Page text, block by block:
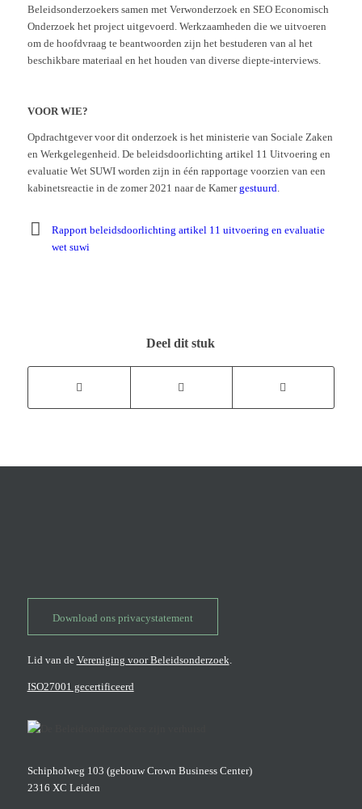
Beleidsonderzoekers samen met Verwonderzoek en SEO Economisch
Onderzoek het project uitgevoerd. Werkzaamheden die we uitvoeren
om de hoofdvraag te beantwoorden zijn het bestuderen van al het
beschikbare materiaal en het houden van diverse diepte-interviews.
VOOR WIE?
Opdrachtgever voor dit onderzoek is het ministerie van Sociale Zaken
en Werkgelegenheid. De beleidsdoorlichting artikel 11 Uitvoering en
evaluatie Wet SUWI worden zijn in één rapportage voorzien van een
kabinetsreactie in de zomer 2021 naar de Kamergestuurd.
Rapport beleidsdoorlichting artikel 11 uitvoering en evaluatie
wet suwi
Deel dit stuk
Download ons privacystatement
Lid van de Vereniging voor Beleidsonderzoek.
ISO27001 gecertificeerd
Schipholweg 103 (gebouw Crown Business Center)
2316 XC Leiden